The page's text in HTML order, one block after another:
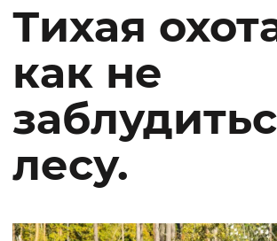
Тихая
как не
лесу.